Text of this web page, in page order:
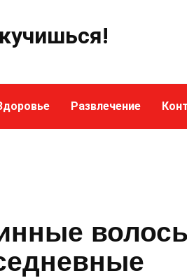
Развлечение